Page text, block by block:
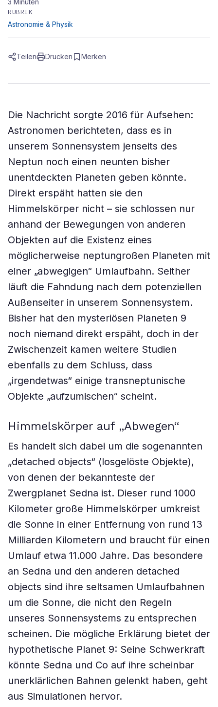
3 Minuten
RUBRIK
Astronomie & Physik
Teilen Drucken Merken
Die Nachricht sorgte 2016 für Aufsehen:
Astronomen berichteten, dass es in
unserem Sonnensystem jenseits des
Neptun noch einen neunten bisher
unentdeckten Planeten geben könnte.
Direkt erspäht hatten sie den
Himmelskörper nicht – sie schlossen nur
anhand der Bewegungen von anderen
Objekten auf die Existenz eines
möglicherweise neptungroßen Planeten mit
einer „abwegigen“ Umlaufbahn. Seither
läuft die Fahndung nach dem potenziellen
Außenseiter in unserem Sonnensystem.
Bisher hat den mysteriösen Planeten 9
noch niemand direkt erspäht, doch in der
Zwischenzeit kamen weitere Studien
ebenfalls zu dem Schluss, dass
„irgendetwas“ einige transneptunische
Objekte „aufzumischen“ scheint.
Himmelskörper auf „Abwegen“
Es handelt sich dabei um die sogenannten
„detached objects“ (losgelöste Objekte),
von denen der bekannteste der
Zwergplanet Sedna ist. Dieser rund 1000
Kilometer große Himmelskörper umkreist
die Sonne in einer Entfernung von rund 13
Milliarden Kilometern und braucht für einen
Umlauf etwa 11.000 Jahre. Das besondere
an Sedna und den anderen detached
objects sind ihre seltsamen Umlaufbahnen
um die Sonne, die nicht den Regeln
unseres Sonnensystems zu entsprechen
scheinen. Die mögliche Erklärung bietet der
hypothetische Planet 9: Seine Schwerkraft
könnte Sedna und Co auf ihre scheinbar
unerklärlichen Bahnen gelenkt haben, geht
aus Simulationen hervor.